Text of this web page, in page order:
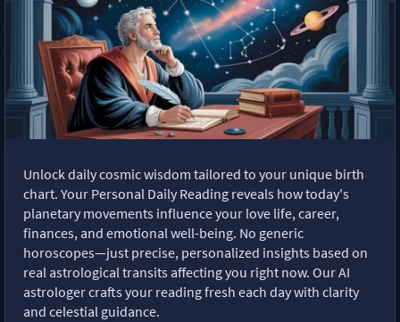
Unlock daily cosmic wisdom tailored to your unique birth
chart. Your Personal Daily Reading reveals how today's
planetary movements influence your love life, career,
finances, and emotional well-being. No generic
horoscopes—just precise, personalized insights based on
real astrological transits affecting you right now. Our AI
astrologer crafts your reading fresh each day with clarity
and celestial guidance.